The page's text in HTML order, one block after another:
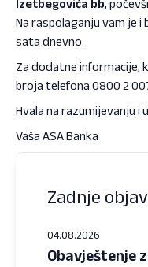
Izetbegovića bb,
Na raspolaganju vam je
sata dnevno.
Za dodatne informacije,
broja telefona 0800 2
Hvala na razumijevanju i
Vaša ASA Banka
Zadnje
04.08.2026
Obavještenje